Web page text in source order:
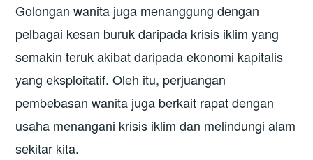
Golongan wanita juga menanggung dengan
pelbagai kesan buruk daripada krisis iklim yang
semakin teruk akibat daripada ekonomi kapitalis
yang eksploitatif. Oleh itu, perjuangan
pembebasan wanita juga berkait rapat dengan
usaha menangani krisis iklim dan melindungi alam
sekitar kita.